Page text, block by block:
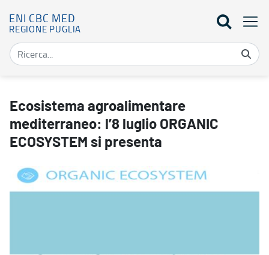
ENI CBC MED
REGIONE PUGLIA
Ecosistema agroalimentare
mediterraneo: l’8 luglio ORGANIC
ECOSYSTEM si presenta